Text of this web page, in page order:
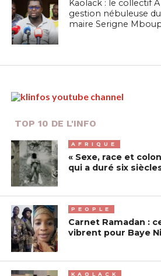
Kaolack : le collectif
gestion nébuleuse
maire Serigne
TOP 10 DE L'INFO
AFRIQUE
« Sexe, race et
qui a duré six
PEOPLE
Carnet Ramadan :
vibrent pour Baye
KAOLACK